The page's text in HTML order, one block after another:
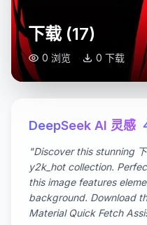
下载 (17)
0 浏览 0 下载
DeepSeek AI 灵感
"Discover this stunning
y2k_hot collection.
this image features
background. Download
Material Quick Fetch